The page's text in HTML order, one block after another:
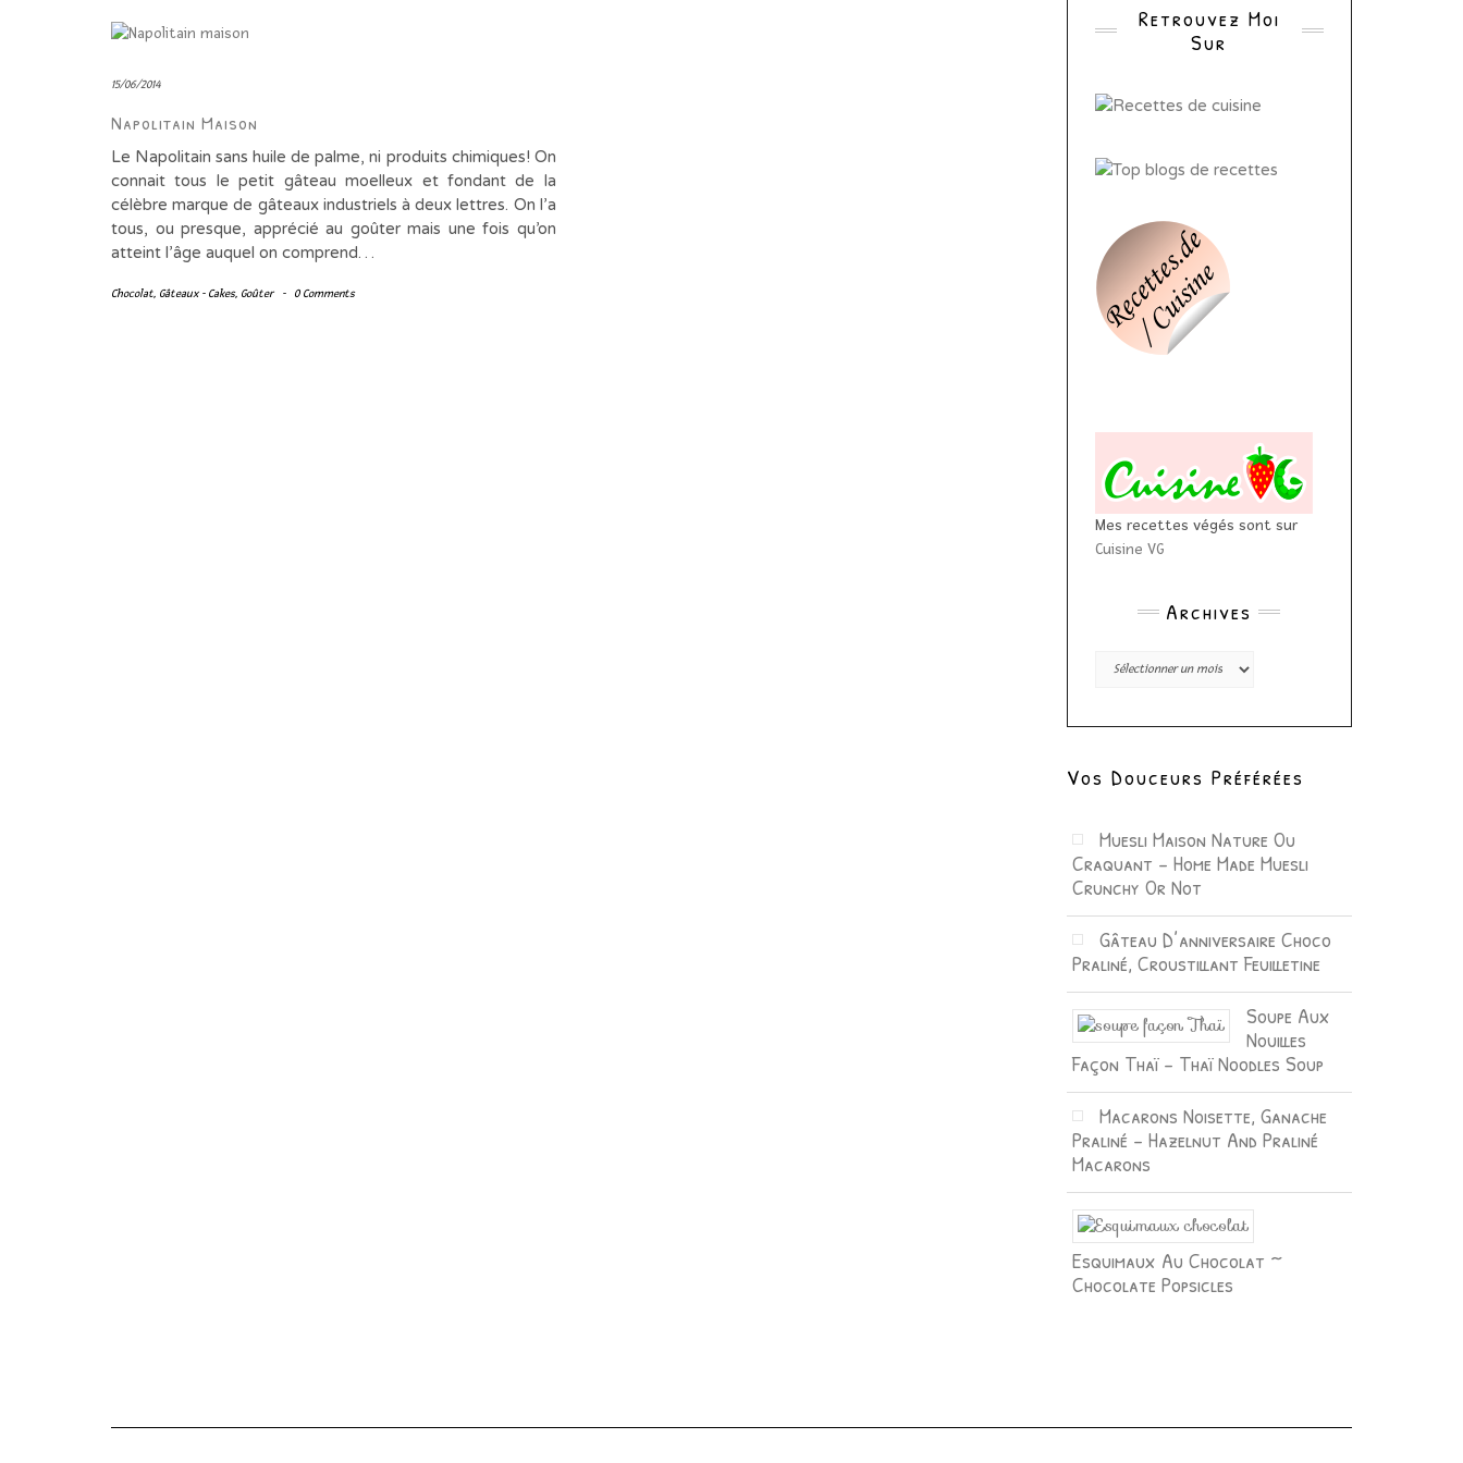
15/06/2014
Napolitain Maison
Le Napolitain sans huile de palme, ni produits chimiques! On
connait tous le petit gâteau moelleux et fondant de la
célèbre marque de gâteaux industriels à deux lettres. On l’a
tous, ou presque, apprécié au goûter mais une fois qu’on
atteint l’âge auquel on comprend…
Chocolat, Gâteaux - Cakes, Goûter - 0 Comments
Retrouvez Moi
Sur
Mes recettes végés sont sur
Cuisine VG
Archives
Archives
Vos Douceurs Préférées
Muesli Maison Nature Ou
Craquant – Home Made Muesli
Crunchy Or Not
Gâteau D’anniversaire Choco
Praliné, Croustillant Feuilletine
Soupe Aux
Nouilles
Façon Thaï – Thaï Noodles Soup
Macarons Noisette, Ganache
Praliné – Hazelnut And Praliné
Macarons
Esquimaux Au Chocolat ~
Chocolate Popsicles